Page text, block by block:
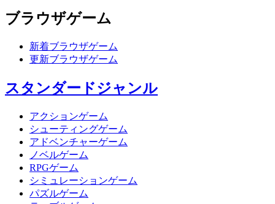
ブラウザゲーム
新着ブラウザゲーム
更新ブラウザゲーム
スタンダードジャンル
アクションゲーム
シューティングゲーム
アドベンチャーゲーム
ノベルゲーム
RPGゲーム
シミュレーションゲーム
パズルゲーム